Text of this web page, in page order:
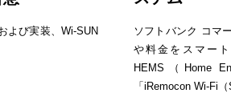
よび実装、Wi-SUN
ソフトバンク コマ
や料金をスマー
HEMS（Home
「iRemocon Wi-Fi